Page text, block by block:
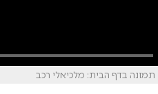
תמונה בדף הבית: מלכיאלי רכב